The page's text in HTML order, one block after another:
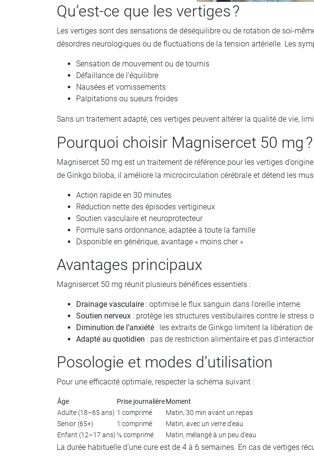
Qu’est-ce que les vertiges ?
Les vertiges sont des sensations de déséquilibre ou de rotation de soi-
désordres neurologiques ou de fluctuations de la tension artérielle. Les
Sensation de mouvement ou de tournis
Défaillance de l’équilibre
Nausées et vomissements
Palpitations ou sueurs froides
Sans un traitement adapté, ces vertiges peuvent altérer la qualité de vie,
Pourquoi choisir Magnisercet 50 mg ?
Magnisercet 50 mg est un traitement de référence pour les vertiges
de Ginkgo biloba, il améliore la microcirculation cérébrale et détend les
Action rapide en 30 minutes
Réduction nette des épisodes vertigineux
Soutien vasculaire et neuroprotecteur
Formule sans ordonnance, adaptée à toute la famille
Disponible en générique, avantage « moins cher »
Avantages principaux
Magnisercet 50 mg réunit plusieurs bénéfices essentiels :
Drainage vasculaire : optimise le flux sanguin dans l’oreille interne.
Soutien nerveux : protège les structures vestibulaires contre le stress
Diminution de l’anxiété : les extraits de Ginkgo limitent la libération
Adapté au quotidien : pas de restriction alimentaire et pas
Posologie et modes d’utilisation
Pour une efficacité optimale, respecter la schéma suivant :
Âge Prise journalièreMoment
Adulte (18–65 ans) 1 comprimé
Matin, 30 min avant un repas
Senior (65+)
1 comprimé
Matin, avec un verre d’eau
Enfant (12–17 ans)½ comprimé Matin, mélangé à un peu d’eau
La durée habituelle d’une cure est de 4 à 6 semaines. En cas de vertiges